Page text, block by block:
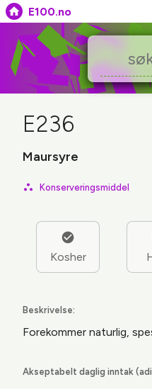
E100.no
E236
Maursyre
Konserveringsmiddel
Kosher
Beskrivelse:
Forekommer naturlig,
Akseptabelt daglig inntak